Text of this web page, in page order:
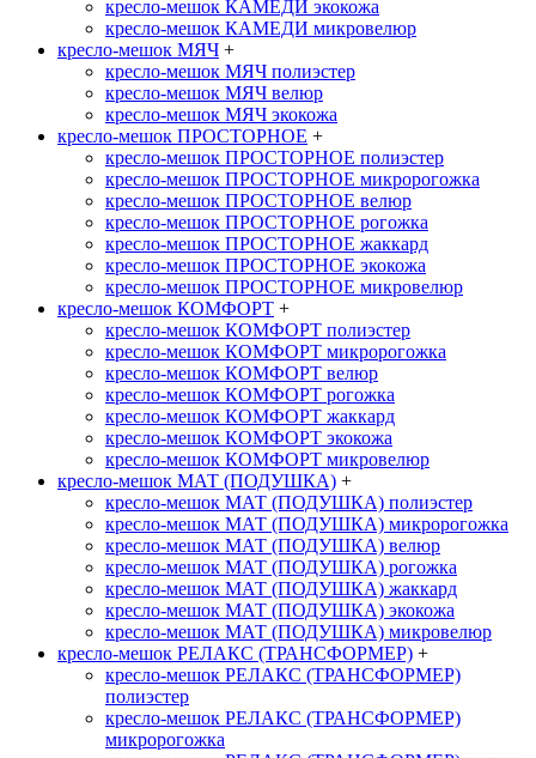
кресло-мешок КАМЕДИ экокожа
кресло-мешок КАМЕДИ микровелюр
кресло-мешок МЯЧ +
кресло-мешок МЯЧ полиэстер
кресло-мешок МЯЧ велюр
кресло-мешок МЯЧ экокожа
кресло-мешок ПРОСТОРНОЕ +
кресло-мешок ПРОСТОРНОЕ полиэстер
кресло-мешок ПРОСТОРНОЕ микророгожка
кресло-мешок ПРОСТОРНОЕ велюр
кресло-мешок ПРОСТОРНОЕ рогожка
кресло-мешок ПРОСТОРНОЕ жаккард
кресло-мешок ПРОСТОРНОЕ экокожа
кресло-мешок ПРОСТОРНОЕ микровелюр
кресло-мешок КОМФОРТ +
кресло-мешок КОМФОРТ полиэстер
кресло-мешок КОМФОРТ микророгожка
кресло-мешок КОМФОРТ велюр
кресло-мешок КОМФОРТ рогожка
кресло-мешок КОМФОРТ жаккард
кресло-мешок КОМФОРТ экокожа
кресло-мешок КОМФОРТ микровелюр
кресло-мешок МАТ (ПОДУШКА) +
кресло-мешок МАТ (ПОДУШКА) полиэстер
кресло-мешок МАТ (ПОДУШКА) микророгожка
кресло-мешок МАТ (ПОДУШКА) велюр
кресло-мешок МАТ (ПОДУШКА) рогожка
кресло-мешок МАТ (ПОДУШКА) жаккард
кресло-мешок МАТ (ПОДУШКА) экокожа
кресло-мешок МАТ (ПОДУШКА) микровелюр
кресло-мешок РЕЛАКС (ТРАНСФОРМЕР) +
кресло-мешок РЕЛАКС (ТРАНСФОРМЕР)
полиэстер
кресло-мешок РЕЛАКС (ТРАНСФОРМЕР)
микророгожка